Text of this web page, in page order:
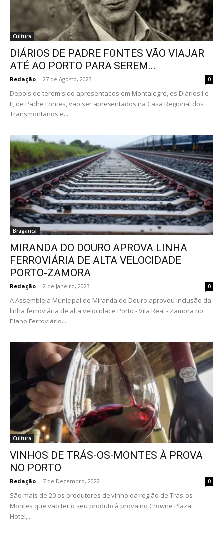
Cultura
DIÁRIOS DE PADRE FONTES VÃO VIAJAR
ATÉ AO PORTO PARA SEREM...
Redação - 27 de Agosto, 2023 0
Depois de terem sido apresentados em Montalegre, os Diários I e
II, de Padre Fontes, vão ser apresentados na Casa Regional dos
Transmontanos e...
Bragança
MIRANDA DO DOURO APROVA LINHA
FERROVIÁRIA DE ALTA VELOCIDADE
PORTO-ZAMORA
Redação - 2 de Janeiro, 2023 0
A Assembleia Municipal de Miranda do Douro aprovou inclusão da
linha ferroviária de alta velocidade Porto - Vila Real - Zamora no
Plano Ferroviário...
Cultura
VINHOS DE TRÁS-OS-MONTES À PROVA
NO PORTO
Redação - 7 de Dezembro, 2022 0
São mais de 20 os produtores de vinho da região de Trás-os-
Montes que vão ter o seu produto à prova no Crowne Plaza
Hotel,...